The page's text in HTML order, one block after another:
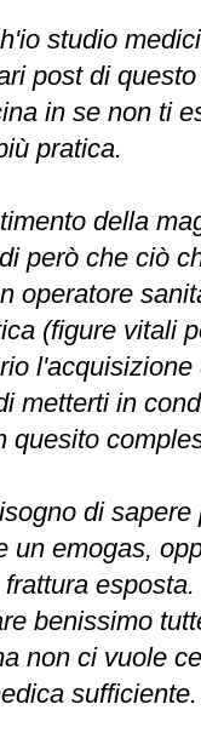
studio
post di
in se non ti
pratica.
della
però che ciò
operatore
(figure vitali
metterti in
quesito
di
un emogas,
benissimo
non ci vuole
sufficiente.